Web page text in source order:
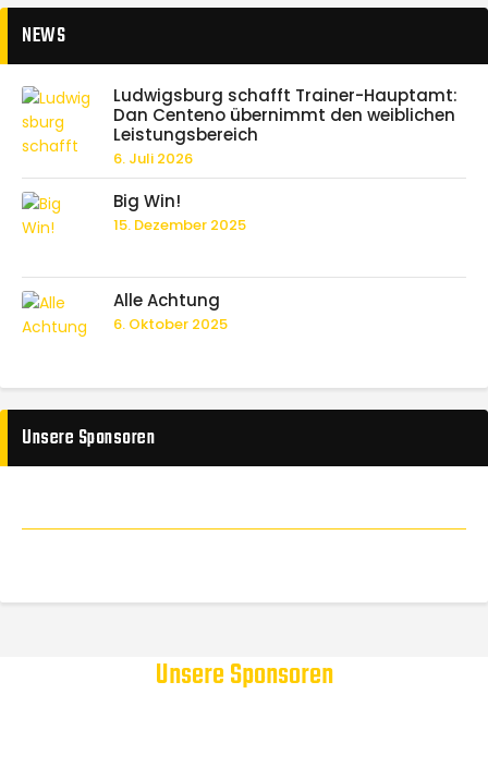
NEWS
Ludwigsburg schafft Trainer-Hauptamt:
Dan Centeno übernimmt den weiblichen
Leistungsbereich
6. Juli 2026
Big Win!
15. Dezember 2025
Alle Achtung
6. Oktober 2025
Unsere Sponsoren
Unsere Sponsoren